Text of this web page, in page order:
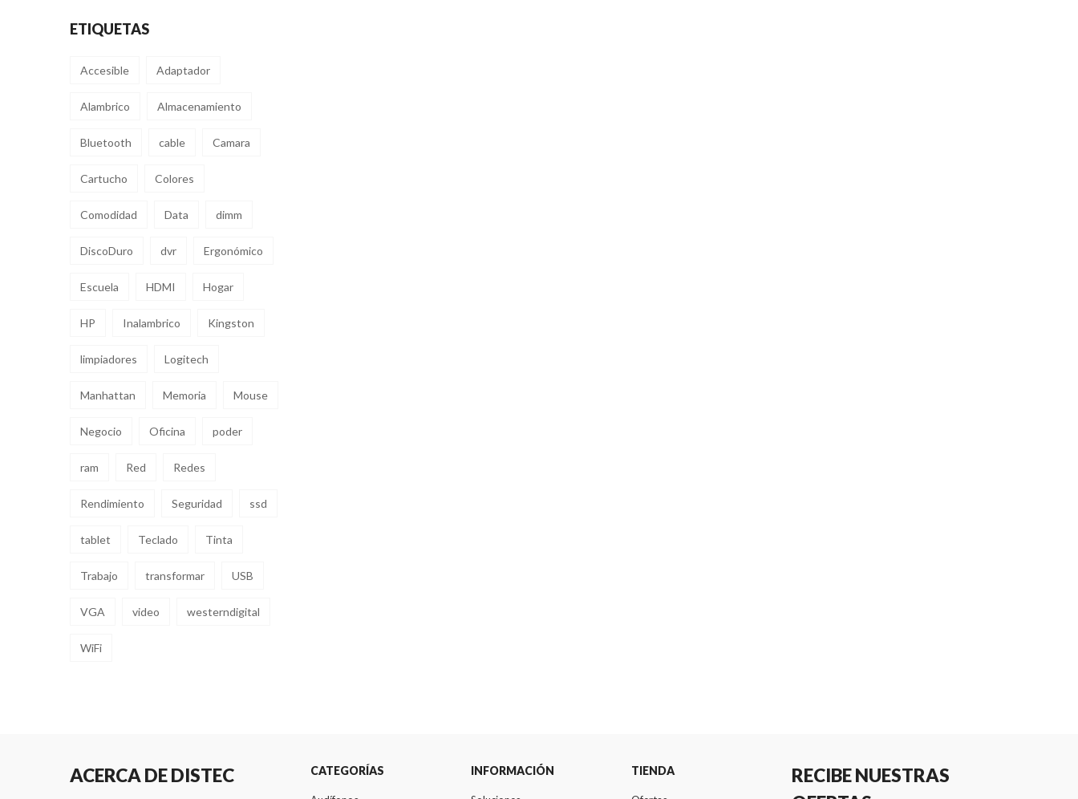
ETIQUETAS
Accesible Adaptador
Alambrico Almacenamiento
Bluetooth cable Camara
Cartucho Colores
Comodidad Data dimm
DiscoDuro dvr Ergonómico
Escuela HDMI Hogar
HP Inalambrico Kingston
limpiadores Logitech
Manhattan Memoria Mouse
Negocio Oficina poder
ram Red Redes
Rendimiento Seguridad ssd
tablet Teclado Tinta
Trabajo transformar USB
VGA video westerndigital
WiFi
ACERCA DE DISTEC CATEGORÍAS INFORMACIÓN TIENDA
RECIBE NUESTRAS